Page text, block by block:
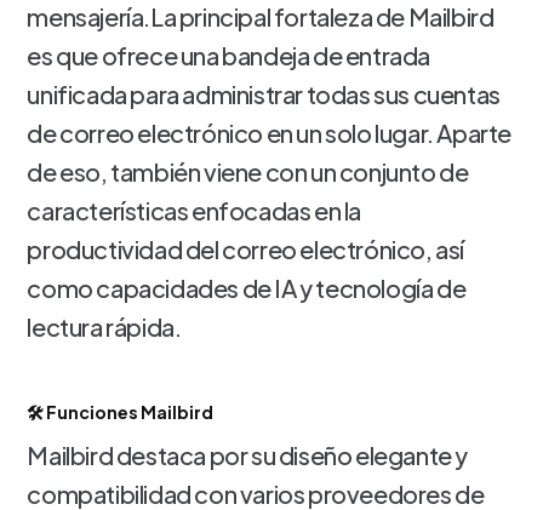
mensajería.La principal fortaleza de Mailbird
es que ofrece una bandeja de entrada
unificada para administrar todas sus cuentas
de correo electrónico en un solo lugar. Aparte
de eso, también viene con un conjunto de
características enfocadas en la
productividad del correo electrónico, así
como capacidades de IA y tecnología de
lectura rápida.
🛠️ Funciones Mailbird
Mailbird destaca por su diseño elegante y
compatibilidad con varios proveedores de